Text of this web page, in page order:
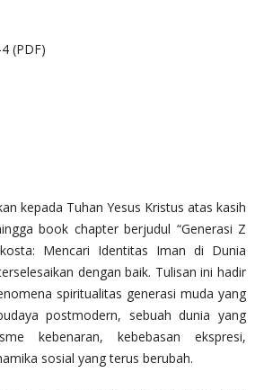
(PDF)
kepada Tuhan Yesus Kristus atas kasih
book chapter berjudul “Generasi Z
Mencari Identitas Iman di Dunia
dengan baik. Tulisan ini hadir
spiritualitas generasi muda yang
postmodern, sebuah dunia yang
kebenaran, kebebasan ekspresi,
sosial yang terus berubah.